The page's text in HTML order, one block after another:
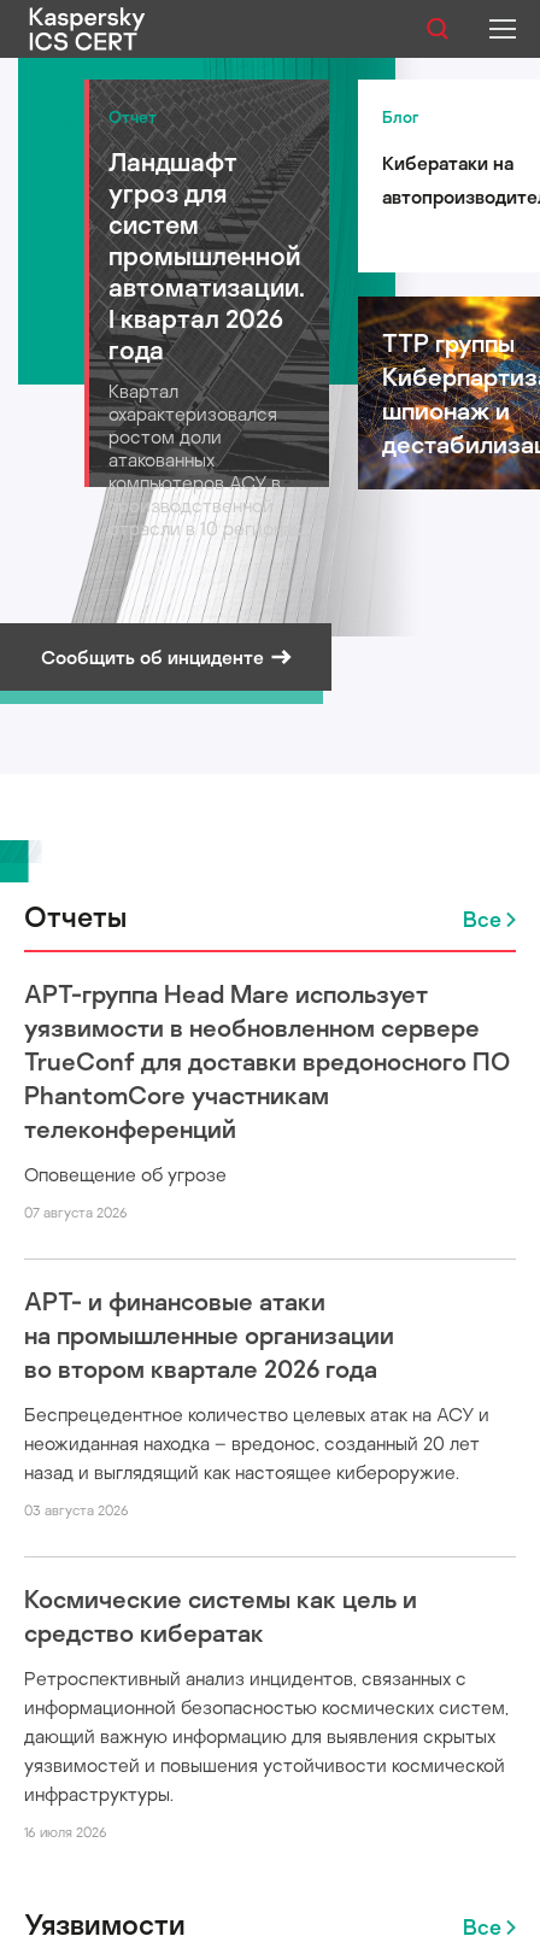
Публикации
Услуги
Уязвимости
Статистика
Русский
Отчет
Ландшафт
угроз для
систем
промышленной
автоматизации.
I квартал 2026
года
Квартал
охарактеризовался
ростом доли
атакованных
компьютеров АСУ в
производственной
отрасли в 10 регионах
Блог
Кибератаки на
компании: риски
автомобильной
индустрии в 2026
году
TTP группы
шпионаж и
Сообщить об инциденте
Подписаться на рассылку
Отчеты Все
APT-группа Head Mare использует
уязвимости в необновленном сервере
TrueConf для доставки вредоносного ПО
PhantomCore участникам
телеконференций
Оповещение об угрозе
07 августа 2026
APT- и финансовые атаки
на промышленные организации
во втором квартале 2026 года
Беспрецедентное количество целевых атак на АСУ и
неожиданная находка – вредонос, созданный 20 лет
назад и выглядящий как настоящее кибероружие.
03 августа 2026
Космические системы как цель и
средство кибератак
Ретроспективный анализ инцидентов, связанных с
информационной безопасностью космических систем,
дающий важную информацию для выявления скрытых
уязвимостей и повышения устойчивости космической
инфраструктуры.
16 июля 2026
Уязвимости Все